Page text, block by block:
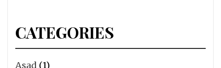
CATEGORIES
Asad (1)